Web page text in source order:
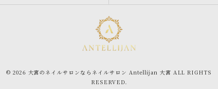
© 2026 大宮のネイルサロンならネイルサロン Antellijan 大宮 ALL RIGHTS
RESERVED.